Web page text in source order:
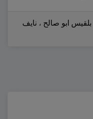
بلقيس ابو صالح ، نايف